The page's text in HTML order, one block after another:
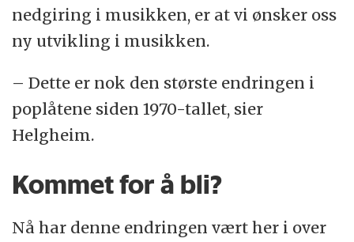
nedgiring i musikken, er at vi ønsker oss
ny utvikling i musikken.
– Dette er nok den største endringen i
poplåtene siden 1970-tallet, sier
Helgheim.
Kommet for å bli?
Nå har denne endringen vært her i over